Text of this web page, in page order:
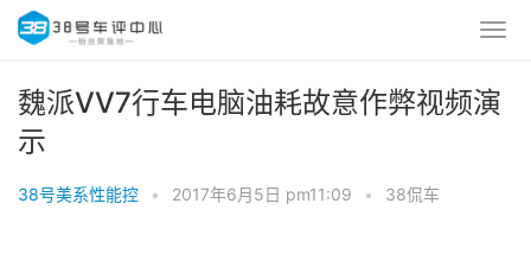
魏派VV7行车电脑油耗故意作弊视频演
示
38号美系性能控 • 2017年6月5日 pm11:09 • 38侃车